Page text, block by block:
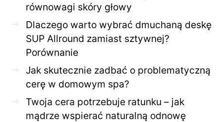
równowagi skóry głowy
Dlaczego warto wybrać dmuchaną deskę
SUP Allround zamiast sztywnej?
Porównanie
Jak skutecznie zadbać o problematyczną
cerę w domowym spa?
Twoja cera potrzebuje ratunku – jak
mądrze wspierać naturalną odnowę